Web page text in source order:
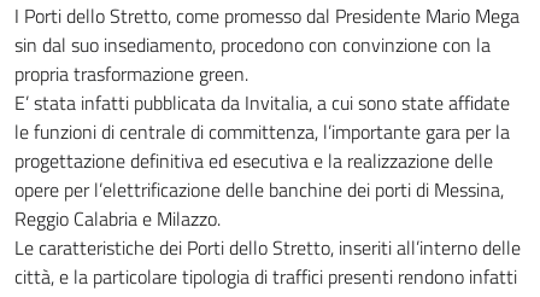
I Porti dello Stretto, come promesso dal Presidente Mario Mega
sin dal suo insediamento, procedono con convinzione con la
propria trasformazione green.
E’ stata infatti pubblicata da Invitalia, a cui sono state affidate
le funzioni di centrale di committenza, l’importante gara per la
progettazione definitiva ed esecutiva e la realizzazione delle
opere per l’elettrificazione delle banchine dei porti di Messina,
Reggio Calabria e Milazzo.
Le caratteristiche dei Porti dello Stretto, inseriti all’interno delle
città, e la particolare tipologia di traffici presenti rendono infatti